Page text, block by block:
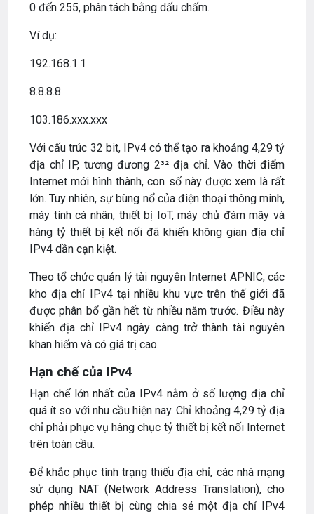
0 đến 255, phân tách bằng dấu chấm.
Ví dụ:
192.168.1.1
8.8.8.8
103.186.xxx.xxx
Với cấu trúc 32 bit, IPv4 có thể tạo ra khoảng 4,29 tỷ
địa chỉ IP, tương đương 2³² địa chỉ. Vào thời điểm
Internet mới hình thành, con số này được xem là rất
lớn. Tuy nhiên, sự bùng nổ của điện thoại thông minh,
máy tính cá nhân, thiết bị IoT, máy chủ đám mây và
hàng tỷ thiết bị kết nối đã khiến không gian địa chỉ
IPv4 dần cạn kiệt.
Theo tổ chức quản lý tài nguyên Internet APNIC, các
kho địa chỉ IPv4 tại nhiều khu vực trên thế giới đã
được phân bổ gần hết từ nhiều năm trước. Điều này
khiến địa chỉ IPv4 ngày càng trở thành tài nguyên
khan hiếm và có giá trị cao.
Hạn chế của IPv4
Hạn chế lớn nhất của IPv4 nằm ở số lượng địa chỉ
quá ít so với nhu cầu hiện nay. Chỉ khoảng 4,29 tỷ địa
chỉ phải phục vụ hàng chục tỷ thiết bị kết nối Internet
trên toàn cầu.
Để khắc phục tình trạng thiếu địa chỉ, các nhà mạng
sử dụng NAT (Network Address Translation), cho
phép nhiều thiết bị cùng chia sẻ một địa chỉ IPv4